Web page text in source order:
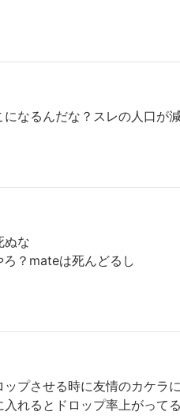
なるんだな？スレの人口が
ぬな
？mateは死んどるし
プさせる時に友情のカケラ
れるとドロップ率上がって